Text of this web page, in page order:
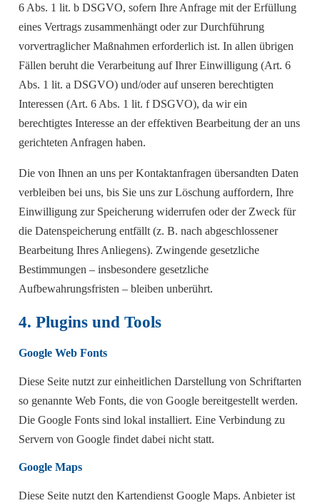
6 Abs. 1 lit. b DSGVO, sofern Ihre Anfrage mit der Erfüllung
eines Vertrags zusammenhängt oder zur Durchführung
vorvertraglicher Maßnahmen erforderlich ist. In allen übrigen
Fällen beruht die Verarbeitung auf Ihrer Einwilligung (Art. 6
Abs. 1 lit. a DSGVO) und/oder auf unseren berechtigten
Interessen (Art. 6 Abs. 1 lit. f DSGVO), da wir ein
berechtigtes Interesse an der effektiven Bearbeitung der an uns
gerichteten Anfragen haben.
Die von Ihnen an uns per Kontaktanfragen übersandten Daten
verbleiben bei uns, bis Sie uns zur Löschung auffordern, Ihre
Einwilligung zur Speicherung widerrufen oder der Zweck für
die Datenspeicherung entfällt (z. B. nach abgeschlossener
Bearbeitung Ihres Anliegens). Zwingende gesetzliche
Bestimmungen – insbesondere gesetzliche
Aufbewahrungsfristen – bleiben unberührt.
4. Plugins und Tools
Google Web Fonts
Diese Seite nutzt zur einheitlichen Darstellung von Schriftarten
so genannte Web Fonts, die von Google bereitgestellt werden.
Die Google Fonts sind lokal installiert. Eine Verbindung zu
Servern von Google findet dabei nicht statt.
Google Maps
Diese Seite nutzt den Kartendienst Google Maps. Anbieter ist